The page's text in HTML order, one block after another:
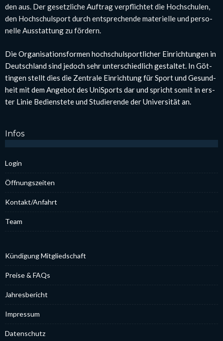
den aus. Der gesetz­li­che Auf­trag ver­pflich­tet die Hoch­schu­len,
den Hoch­schul­sport durch ent­spre­chen­de mate­ri­el­le und per­so­
nel­le Aus­stat­tung zu för­dern.
Die Orga­ni­sa­ti­ons­for­men hoch­schul­sport­li­cher Ein­rich­tun­gen in
Deutsch­land sind jedoch sehr unter­schied­lich gestal­tet. In Göt­
tin­gen stellt dies die Zen­tra­le Ein­rich­tung für Sport und Gesund­
heit mit dem Ange­bot des Uni­Sports dar und spricht somit in ers­
ter Linie Bediens­te­te und Stu­die­ren­de der Uni­ver­si­tät an.
Infos
Log­in
Öff­nungs­zei­ten
Kontakt/Anfahrt
Team
Kün­di­gung Mit­glied­schaft
Prei­se & FAQs
Jah­res­be­richt
Impres­sum
Daten­schutz